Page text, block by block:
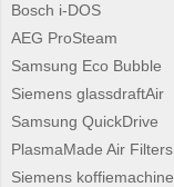
Bosch i-DOS
AEG ProSteam
Samsung Eco Bubble
Siemens glassdraftAir
Samsung QuickDrive
PlasmaMade Air Filters
Siemens koffiemachine